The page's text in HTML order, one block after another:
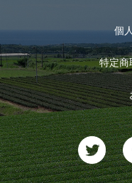
お茶のギフト
おすすめのお茶
お茶に合うスイーツ
ログイン
ログアウト
個
特定商